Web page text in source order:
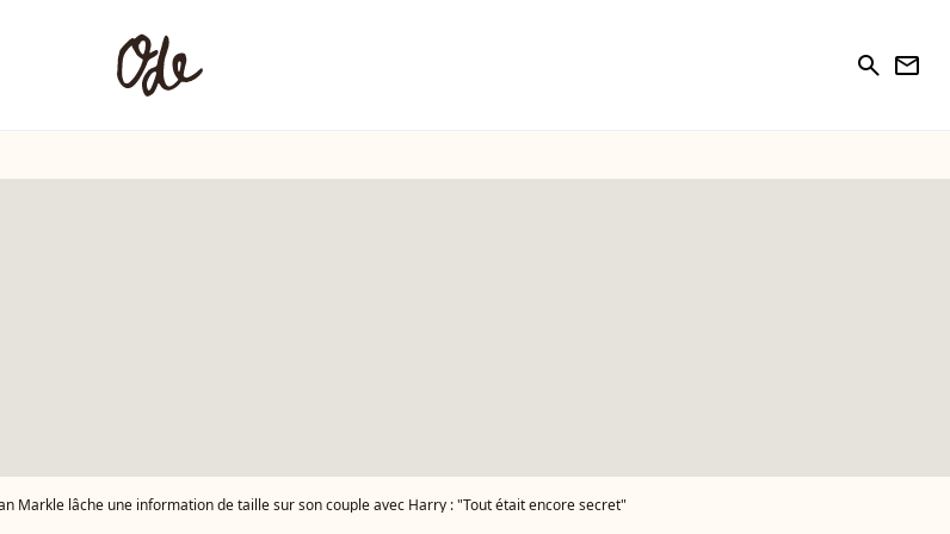
search newsletter
Markle lâche une information de taille sur son couple avec Harry : "Tout était encore secret"